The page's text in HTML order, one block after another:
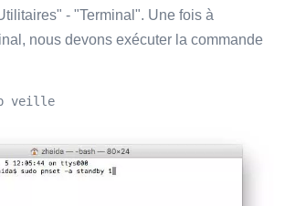
- "Terminal". Une fois à
nous devons exécuter la commande
veille